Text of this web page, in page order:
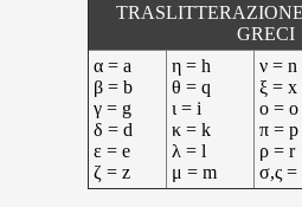
GRECI
α = a
β = b
γ = g
δ = d
ε = e
ζ = z
η = h
θ = q
ι = i
κ = k
λ = l
μ = m
ν = n
ξ = x
ο = o
π = p
ρ = r
σ,ς =